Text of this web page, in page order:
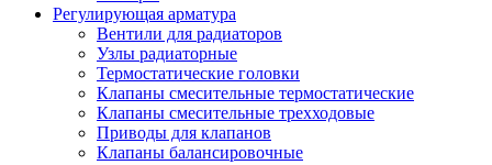
Регулирующая арматура
Вентили для радиаторов
Узлы радиаторные
Термостатические головки
Клапаны смесительные термостатические
Клапаны смесительные трехходовые
Приводы для клапанов
Клапаны балансировочные